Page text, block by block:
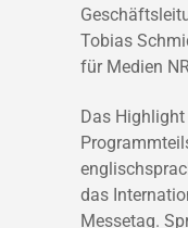
Tobias
für Medien
Das
das
Messetag.